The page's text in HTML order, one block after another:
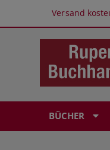
Versand
BÜCHER